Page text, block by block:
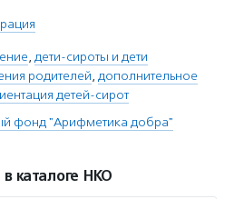
, дети-сироты и дети
родителей, дополнительное
детей-сирот
фонд "Арифметика добра"
каталоге НКО